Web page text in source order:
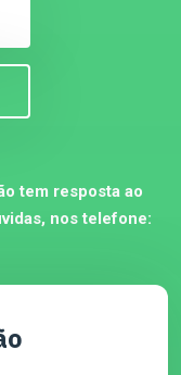
tem resposta ao
nos telefone: